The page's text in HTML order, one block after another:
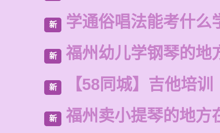
新 学通俗唱法能考什么
新 福州幼儿学钢琴的地
新 【58同城】吉他培训
新 福州卖小提琴的地方